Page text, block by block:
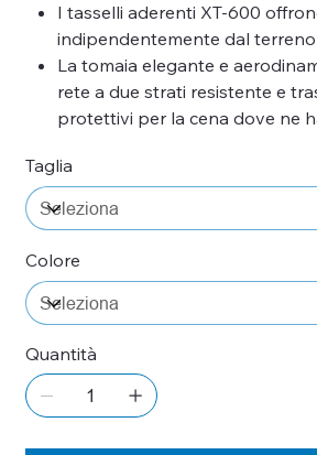
I tasselli aderenti XT-600
indipendentemente dal terreno
La tomaia elegante e
rete a due strati resistente e
protettivi per la cena dove ne
Taglia
Colore
Quantità